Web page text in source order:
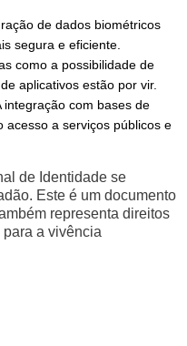
de dados biométricos
segura e eficiente.
como a possibilidade de
aplicativos estão por vir.
integração com bases de
acesso a serviços públicos e
de Identidade se
Este é um documento
representa direitos
a vivência